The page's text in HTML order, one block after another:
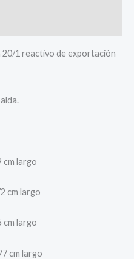
20/1 reactivo de exportación
cm largo
cm largo
cm largo
cm largo